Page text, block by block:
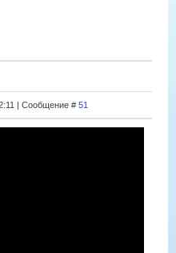
| Сообщение # 51